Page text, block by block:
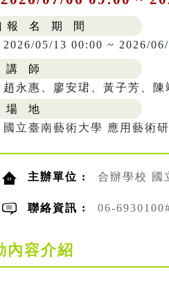
報 名 期 間
2026/05/13 00:00 ~ 2026/
講 師
趙永惠、廖安珺、黃子芳、陳
場 地
國立臺南藝術大學 應用藝術
主辦單位 : 合辦學校 國
聯絡資訊 : 06-
內容介紹